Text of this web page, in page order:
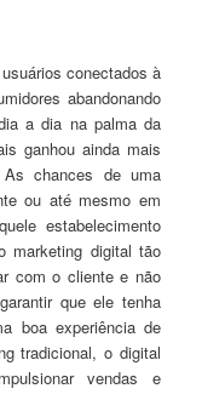
conectados à
abandonando
a dia na palma da
ganhou ainda mais
chances de uma
ou até mesmo em
estabelecimento
marketing digital tão
com o cliente e não
que ele tenha
boa experiência de
tradicional, o digital
vendas e